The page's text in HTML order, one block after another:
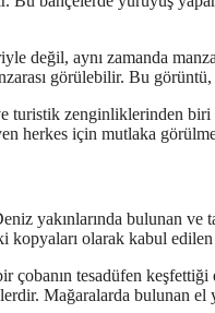
değil, aynı zamanda
görülebilir. Bu
turistik zenginliklerinden biri
herkes için mutlaka
yakınlarında bulunan
kopyaları olarak kabul
çobanın tesadüfen keşfettiği
Mağaralarda bulunan el